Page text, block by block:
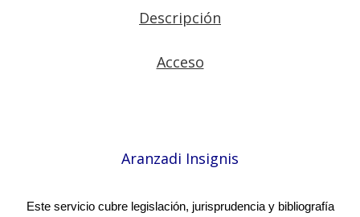
Descripción
Acceso
Aranzadi Insignis
Este servicio cubre legislación, jurisprudencia y bibliografía